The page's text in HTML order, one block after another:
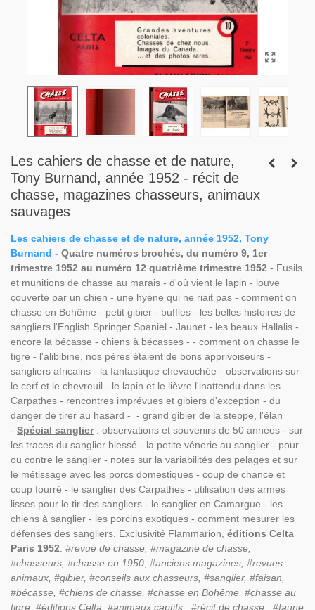
Les cahiers de chasse et de nature,
Tony Burnand, année 1952 - récit de
chasse, magazines chasseurs, animaux
sauvages
Les cahiers de chasse et de nature, année 1952, Tony
Burnand - Quatre numéros brochés, du numéro 9, 1er
trimestre 1952 au numéro 12 quatrième trimestre 1952 - Fusils
et munitions de chasse au marais - d'où vient le lapin - louve
couverte par un chien - une hyène qui ne riait pas - comment on
chasse en Bohême - petit gibier - buffles - les belles histoires de
sangliers l'English Springer Spaniel - Jaunet - les beaux Hallalis -
encore la bécasse - chiens à bécasses - - comment on chasse le
tigre - l'alibibine, nos pères étaient de bons apprivoiseurs -
sangliers africains - la fantastique chevauchée - observations sur
le cerf et le chevreuil - le lapin et le lièvre l'inattendu dans les
Carpathes - rencontres imprévues et gibiers d'exception - du
danger de tirer au hasard - - grand gibier de la steppe, l'élan
- Spécial sanglier: observations et souvenirs de 50 années - sur
les traces du sanglier blessé - la petite vénerie au sanglier - pour
ou contre le sanglier - notes sur la variabilités des pelages et sur
le métissage avec les porcs domestiques - coup de chance et
coup fourré - le sanglier des Carpathes - utilisation des armes
lisses pour le tir des sangliers - le sanglier en Camargue - les
chiens à sanglier - les porcins exotiques - comment mesurer les
défenses des sangliers. Exclusivité Flammarion, éditions Celta
Paris 1952 #revue de chasse, #magazine de chasse,
#chasseurs, #chasse en 1950 #anciens magazines, #revues
animaux, #gibier, #conseils aux chasseurs, #sanglier, #faisan,
#bécasse, #chiens de chasse, #chasse en Bohême, #chasse au
tigre, #éditions Celta, #animaux captifs, #récit de chasse, #faune